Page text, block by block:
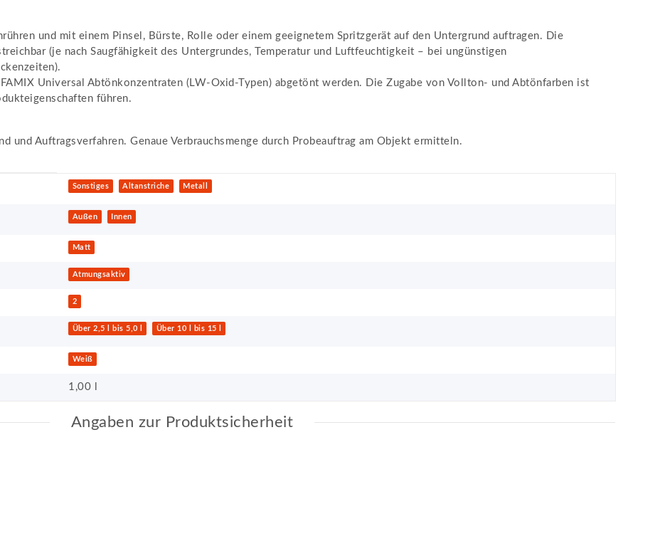
und mit einem Pinsel, Bürste, Rolle oder einem geeignetem Spritzgerät auf den Untergrund auftragen. Die
(je nach Saugfähigkeit des Untergrundes, Temperatur und Luftfeuchtigkeit – bei ungünstigen
Universal Abtönkonzentraten (LW-Oxid-Typen) abgetönt werden. Die Zugabe von Vollton- und Abtönfarben ist
führen.
und Auftragsverfahren. Genaue Verbrauchsmenge durch Probeauftrag am Objekt ermitteln.
Sonstiges Altanstriche Metall
Außen Innen
Matt
Atmungsaktiv
2
Über 2,5 l bis 5,0 l Über 10 l bis 15 l
Weiß
1,00 l
Angaben zur Produktsicherheit